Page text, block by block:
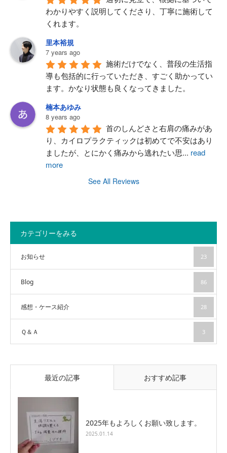
わかりやすく説明してくださり、丁寧に施術して
くれます。
里本裕規
7 years ago
施術だけでなく、普段の生活指
導も包括的に行っていただき、すごく助かってい
ます。かなり状態も良くなってきました。
楠本あゆみ
8 years ago
首のしんどさと右肩の痛みがあ
り、カイロプラクティックは初めてで不安はあり
ましたが、とにかく痛みから逃れたい思... read
more
See All Reviews
カテゴリーをみる
お知らせ 23
Blog 86
感想・ケース紹介 28
Ｑ＆Ａ 3
最近の記事 おすすめ記事
2025年もよろしくお願い致します。
2025.01.14